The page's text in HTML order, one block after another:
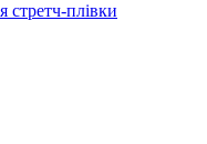
стретч-плівки